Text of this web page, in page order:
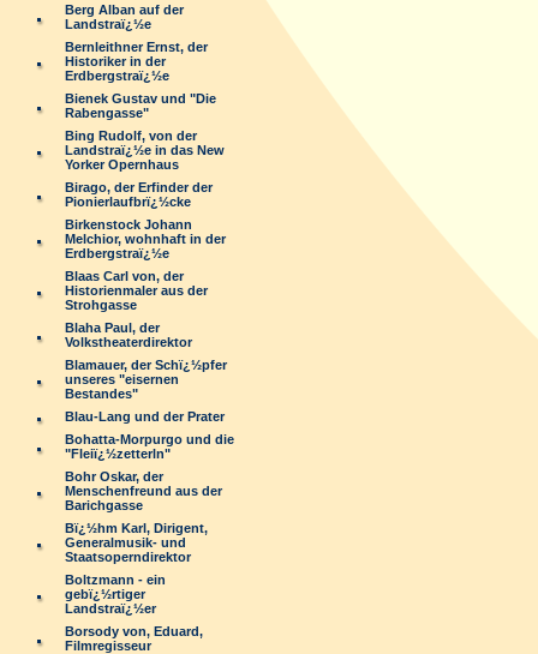
Berg Alban auf der
Landstraï¿½e
Bernleithner Ernst, der
Historiker in der
Erdbergstraï¿½e
Bienek Gustav und "Die
Rabengasse"
Bing Rudolf, von der
Landstraï¿½e in das New
Yorker Opernhaus
Birago, der Erfinder der
Pionierlaufbrï¿½cke
Birkenstock Johann
Melchior, wohnhaft in der
Erdbergstraï¿½e
Blaas Carl von, der
Historienmaler aus der
Strohgasse
Blaha Paul, der
Volkstheaterdirektor
Blamauer, der Schï¿½pfer
unseres "eisernen
Bestandes"
Blau-Lang und der Prater
Bohatta-Morpurgo und die
"Fleiï¿½zetterln"
Bohr Oskar, der
Menschenfreund aus der
Barichgasse
Bï¿½hm Karl, Dirigent,
Generalmusik- und
Staatsoperndirektor
Boltzmann - ein
gebï¿½rtiger
Landstraï¿½er
Borsody von, Eduard,
Filmregisseur